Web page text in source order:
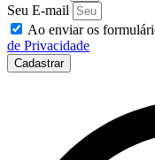
Seu E-mail
Ao enviar os
de Privacidade
Cadastrar